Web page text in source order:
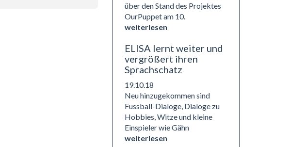
über den Stand des Projektes
OurPuppet am 10.
weiterlesen
ELISA lernt weiter und
vergrößert ihren
Sprachschatz
19.10.18
Neu hinzugekommen sind
Fussball-Dialoge, Dialoge zu
Hobbies, Witze und kleine
Einspieler wie Gähn
weiterlesen